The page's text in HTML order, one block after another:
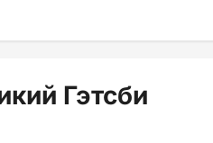
Гэтсби